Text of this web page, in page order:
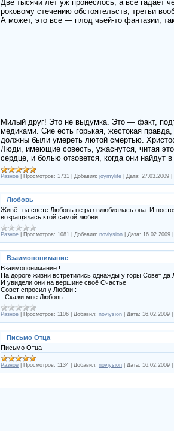
Две тысячи лет уж пронеслось, а все гадает
роковому стечению обстоятельств, третьи
А может, это все — плод чьей-то фантазии,
Милый друг! Это не выдумка. Это — факт,
медиками. Сие есть горькая, жестокая
должны были умереть лютой смертью.
Люди, имеющие совесть, ужаснутся, читая
сердце, и болью отзовется, когда они найдут
Разное Просмотров: 1731 Добавил: joymylife Дата: 27.03.2009
Любовь
Живёт на свете Любовь не раз влюблялась она. И
возращялась ктой самой любви...
Разное Просмотров: 1081 Добавил: noviysion Дата: 16.02.2009
Взаимопонимание
Взаимопонимание !
На дороге жизни встретились однажды у горы Совет да
И увидели они на вершине своё Счастье
Совет спросил у Любви :
- Скажи мне Любовь...
Разное Просмотров: 1106 Добавил: noviysion Дата: 16.02.2009
Письмо Отца
Письмо Отца
Разное Просмотров: 1134 Добавил: noviysion Дата: 16.02.2009